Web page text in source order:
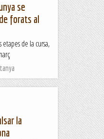
se
forats al
etapes de la cursa,
la